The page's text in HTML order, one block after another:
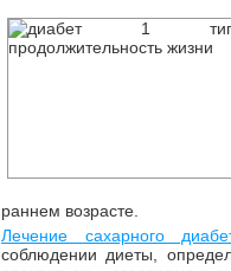
раннем возрасте.
Лечение сахарного
соблюдении диеты,